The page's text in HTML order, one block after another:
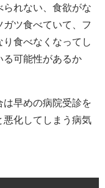
られない、食欲がな
ツ食べていて、フ
食べなくなってし
る可能性があるか
早めの病院受診を
悪化してしまう病気